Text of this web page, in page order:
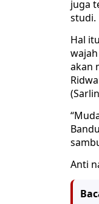
juga
studi.
Hal
akan
Anti